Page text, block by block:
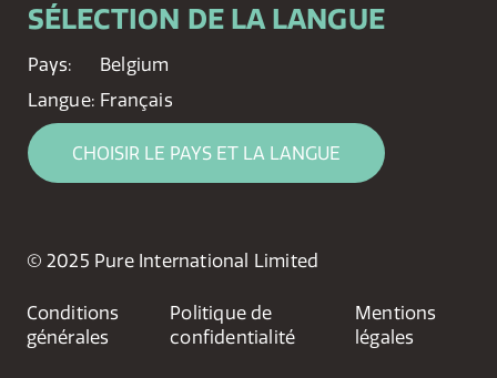
SÉLECTION DE LA LANGUE
Pays:
Belgium
Langue: Français
CHOISIR LE PAYS ET LA LANGUE
© 2025 Pure International Limited
Conditions
générales
Politique de
confidentialité
Mentions
légales